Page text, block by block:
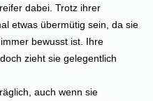
dabei. Trotz ihrer
etwas übermütig sein, da sie
bewusst ist. Ihre
zieht sie gelegentlich
auch wenn sie